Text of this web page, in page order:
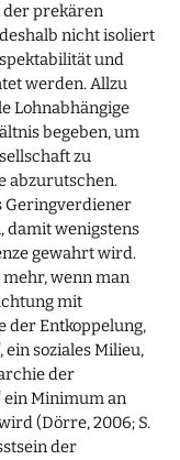
der prekären
nicht isoliert
und
werden. Allzu
Lohnabhängige
begeben, um
zu
abzurutschen.
Geringverdiener
damit wenigstens
gewahrt wird.
wenn man
mit
der Entkoppelung,
soziales Milieu,
der
ein Minimum an
(Dörre, 2006; S.
der